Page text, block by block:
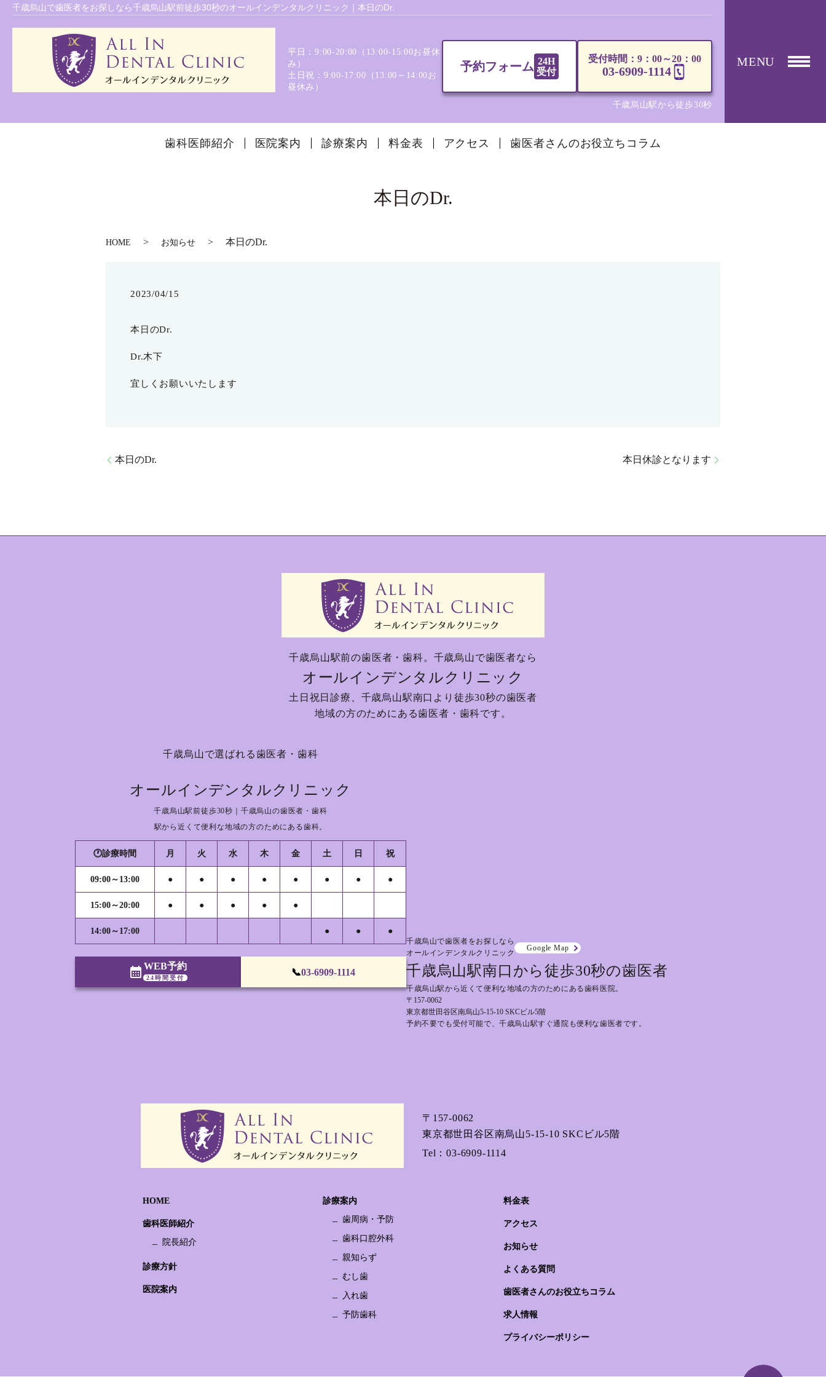
千歳烏山で歯医者をお探しなら千歳烏山駅前徒歩30秒のオールインデンタルクリニック｜本日のDr.
平日：9:00-20:00（13:00‐15:00お昼休
み）
土日祝：9:00-17:00（13:00～14:00お
昼休み）
予約フォーム 24H
受付
受付時間：9：00～20：00
03-6909-1114
千歳烏山駅から徒歩30秒
MENU
歯科医師紹介 医院案内 診療案内 料金表 アクセス 歯医者さんのお役立ちコラム
本日のDr.
HOME お知らせ 本日のDr.
2023/04/15
本日のDr.
Dr.木下
宜しくお願いいたします
本日のDr. 本日休診となります
千歳烏山駅前の歯医者・歯科。 千歳烏山で歯医者なら
オールインデンタルクリニック
土日祝日診療、 千歳烏山駅南口より徒歩30秒の歯医者
地域の方のためにある歯医者・歯科です。
千歳烏山で選ばれる歯医者・歯科
オールインデンタルクリニック
千歳烏山駅前徒歩30秒｜千歳烏山の歯医者・歯科
駅から近くて便利な地域の方のためにある歯科。
🕐診療時間 月 火 水 木 金 土 日 祝
09:00～13:00 ● ● ● ● ● ● ● ●
15:00～20:00 ● ● ● ● ●
14:00～17:00 ● ● ●
calendar_month WEB予約
24時間受付
📞03-6909-1114
千歳烏山で歯医者をお探しなら
オールインデンタルクリニック
Google Map
千歳烏山駅南口から徒歩30秒の歯医者
千歳烏山駅から近くて便利な地域の方のためにある歯科医院。
〒157-0062
東京都世田谷区南烏山5-15-10 SKCビル5階
予約不要でも受付可能で、千歳烏山駅すぐ通院も便利な歯医者です。
〒157-0062
東京都世田谷区南烏山5-15-10 SKCビル5階
Tel：03-6909-1114
HOME
歯科医師紹介
院長紹介
診療方針
医院案内
診療案内
歯周病・予防
歯科口腔外科
親知らず
むし歯
入れ歯
予防歯科
料金表
アクセス
お知らせ
よくある質問
歯医者さんのお役立ちコラム
求人情報
プライバシーポリシー